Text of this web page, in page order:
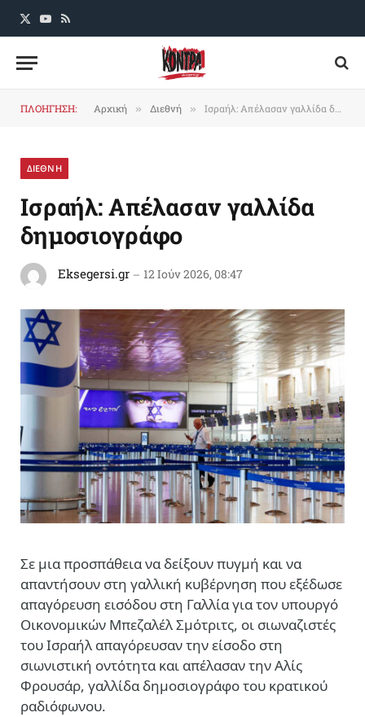
X
YouTube
RSS
ΠΛΟΗΓΗΣΗ: Αρχική » Διεθνή » Ισραήλ: Απέλασαν γαλλίδα δημοσιογράφο
ΔΙΕΘΝΗ
Ισραήλ: Απέλασαν γαλλίδα
δημοσιογράφο
Eksegersi.gr 12 Ιούν 2026, 08:47
Σε μια προσπάθεια να δείξουν πυγμή και να
απαντήσουν στη γαλλική κυβέρνηση που εξέδωσε
απαγόρευση εισόδου στη Γαλλία για τον υπουργό
Οικονομικών Μπεζαλέλ Σμότριτς, οι σιωναζιστές
του Ισραήλ απαγόρευσαν την είσοδο στη
σιωνιστική οντότητα και απέλασαν την Αλίς
Φρουσάρ, γαλλίδα δημοσιογράφο του κρατικού
ραδιόφωνου.